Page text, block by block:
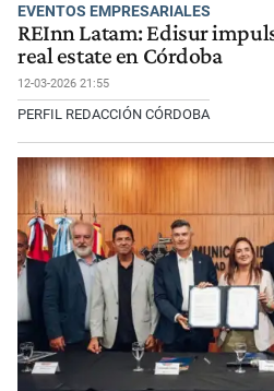
EVENTOS EMPRESARIALES
REInn Latam: Edisur
real estate en Córdoba
12-03-2026 21:55
PERFIL REDACCIÓN CÓRDOBA